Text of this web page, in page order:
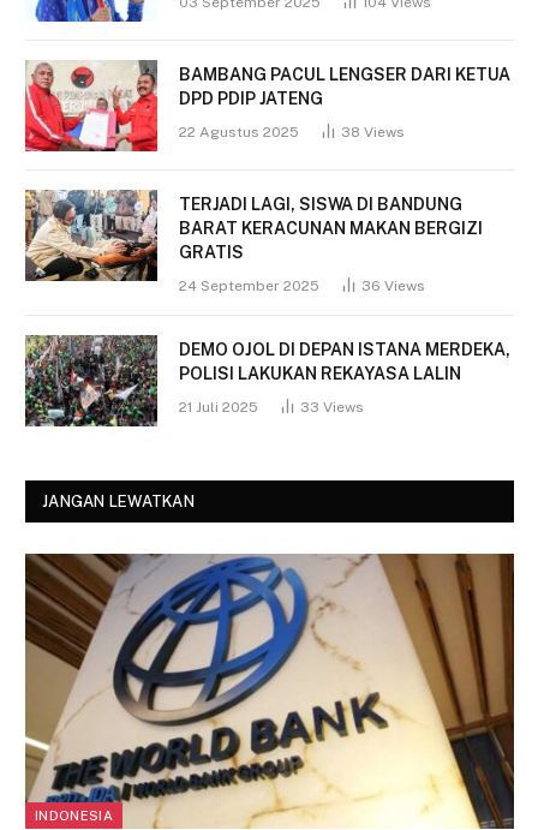
BAMBANG PACUL LENGSER DARI KETUA
DPD PDIP JATENG
22 Agustus 2025 38 Views
TERJADI LAGI, SISWA DI BANDUNG
BARAT KERACUNAN MAKAN BERGIZI
GRATIS
24 September 2025 36 Views
DEMO OJOL DI DEPAN ISTANA MERDEKA,
POLISI LAKUKAN REKAYASA LALIN
21 Juli 2025 33 Views
JANGAN LEWATKAN
INDONESIA